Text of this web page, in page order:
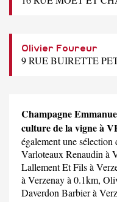
Olivier Foureur
9 RUE BUIRETTE
Champagne
culture de la vigne à
également une
Varloteaux Renaudin à
Lallement Et Filsà
à Verzenay à 0.1km,
Daverdon Barbierà